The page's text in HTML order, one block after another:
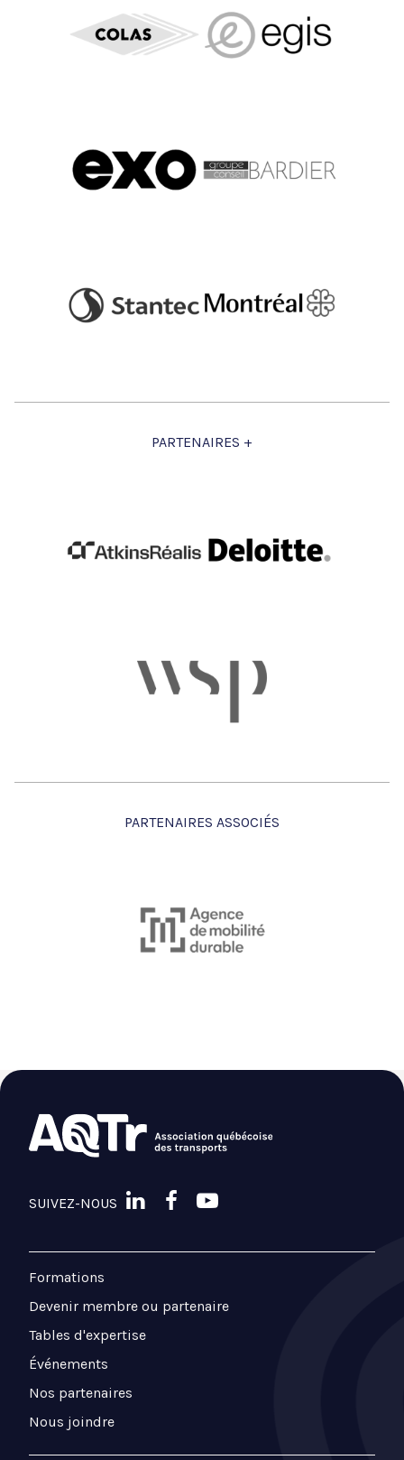
PARTENAIRES +
PARTENAIRES ASSOCIÉS
SUIVEZ-NOUS
Formations
Devenir membre ou partenaire
Tables d'expertise
Événements
Nos partenaires
Nous joindre